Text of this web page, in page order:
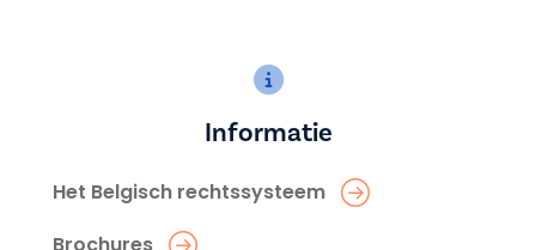
Informatie
Het Belgisch rechtssysteem